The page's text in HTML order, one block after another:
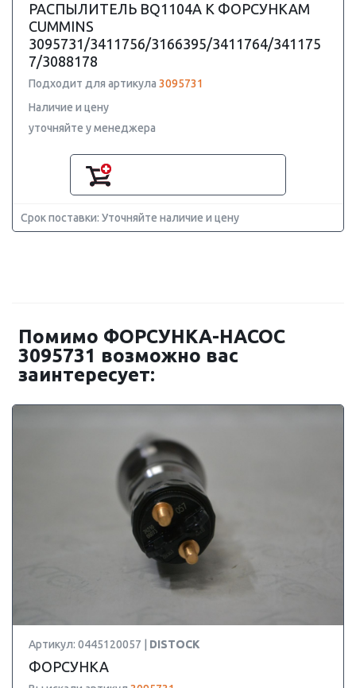
РАСПЫЛИТЕЛЬ BQ1104A К ФОРСУНКАМ
CUMMINS
3095731/3411756/3166395/3411764/341175
7/3088178
Подходит для артикула 3095731
Наличие и цену
уточняйте у менеджера
Срок поставки: Уточняйте наличие и цену
Помимо ФОРСУНКА-НАСОС
3095731 возможно вас
заинтересует:
Артикул: 0445120057 | DISTOCK
ФОРСУНКА